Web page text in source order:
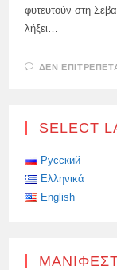
φυτευτούν στη
λήξει…
ΔΕΝ
SELECT
Русский
Ελληνικά
English